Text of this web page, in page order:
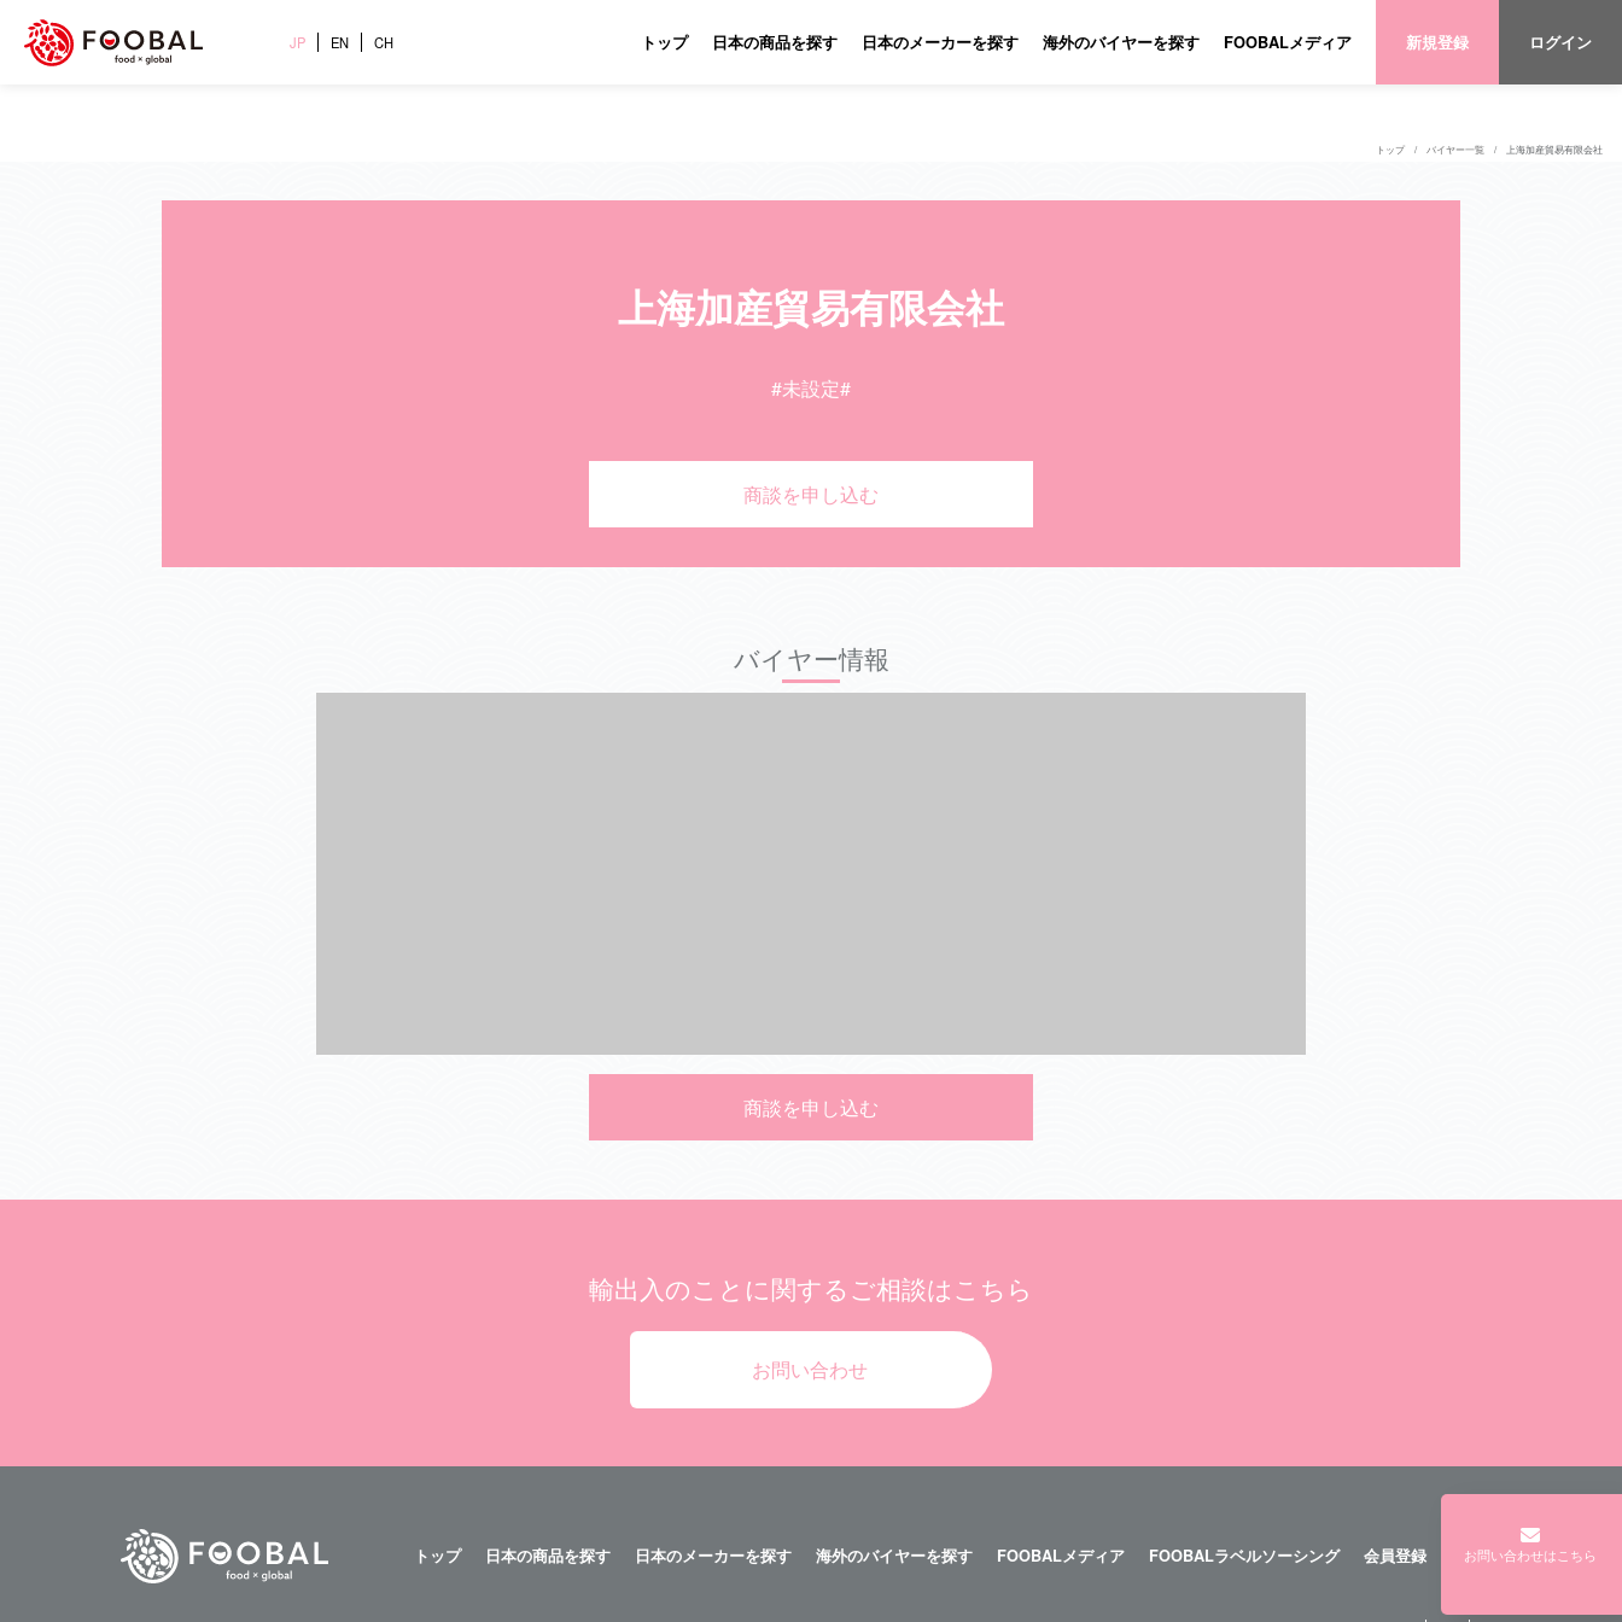
JP EN CH トップ 日本の商品を探す 日本のメーカーを探す 海外のバイヤーを探す FOOBALメディア 新規登録 ログイン
トップ バイヤー一覧 上海加産貿易有限会社
上海加産貿易有限会社
#未設定#
商談を申し込む
バイヤー情報
商談を申し込む
お問い合わせはこちら
輸出入のことに関する ご相談はこちら
お問い合わせ
トップ 日本の商品を探す 日本のメーカーを探す 海外のバイヤーを探す FOOBALメディア FOOBALラベルソーシング 会員登録 ログイン